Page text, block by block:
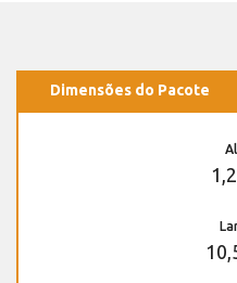
Dimensões do Pacote